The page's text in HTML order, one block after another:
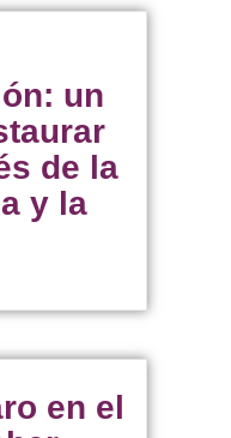
un
de la
y la
en el